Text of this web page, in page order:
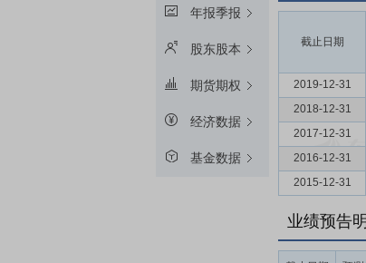
年报季报
股东股本
期货期权
经济数据
基金数据
截止日期
2019-12-31
2018-12-31
2017-12-31
2016-12-31
2015-12-31
业绩预告